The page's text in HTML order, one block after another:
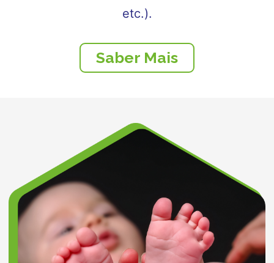
etc.).
Saber Mais